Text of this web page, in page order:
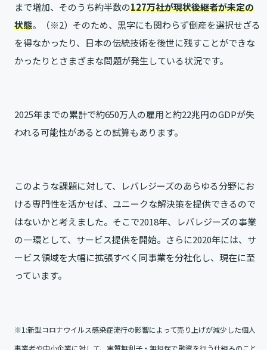
まで増加、そのうち約半数の127万社が現状後継者が未定の
状態。（※2）そのため、黒字にも関わらず倒産を選択せざる
を得なかったり、日本の伝統技術を後世に残すことができな
かったりとさまざまな問題が発生している状況です。
2025年までの累計で約650万人の雇用と約22兆円のGDPが失
われる可能性があるとの試算もあります。
このような課題に対して、レバレジーズのあらゆる分野にお
ける専門性を活かせば、ユニークな解決策を提供できるので
はないかと考えました。そこで2018年、レバレジーズの事業
の一環として、サービス提供を開始。さらに2020年には、サ
ービス領域を大幅に拡張すべく同事業を分社化し、現在に至
っています。
※1:新型コロナウイルス感染症流行の影響によって売り上げが減少した個人